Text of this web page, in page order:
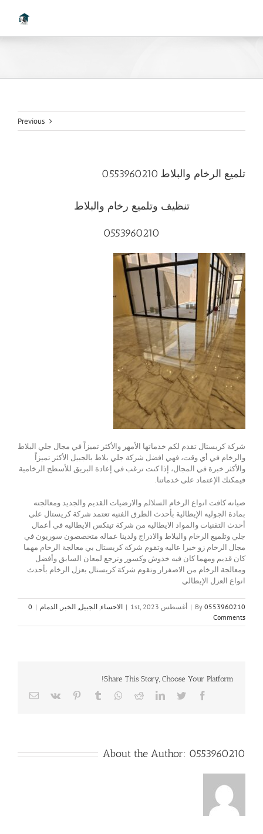
Previous
تلميع الرخام والبلاط 0553960210
تنظيف وتلميع رخام والبلاط
0553960210
شركة كريستال تقدم لكم خدماتها الأمهر والأكثر تميزاً في مجال جلي البلاط
والرخام في أي وقت، فهي افضل شركة جلي بلاط بالجبيل الأكثر تميزاً
والأكثر خبرة في المجال، إذا كنت ترغب في إعادة البريق للأسطح الرخامية
فيمكنك الإعتماد على خدماتنا.
صيانه كافت انواع الرخام السلالم والارضيات القديم والجديد ومعالجته
بمادة الجوليه الإيطالية بأحدث الطرق الفنيه تعتمد شركة كريستال علي
أحدث التقنيات والمواد الايطاليه من شركة تينكس الايطاليه في أعمال
جلي وتلميع الرخام والبلاط والادراج ولدينا عماله متخصصون سوريون في
مجال الرخام زو خبرا عاليه وتقوم شركة كريستال بي معالجة الرخام مهما
كان قديم ومهما كان فيه خدوش وكسور وترجع لمعان السابق وأفضل
ومعالجة الرخام من الاصفرار وتقوم شركة كريستال بعزل الرخام بأحدث
انواع العزل الإيطالي
By 0553960210
| أغسطس 1st, 2023 | الاحساء, الجبيل, الخبر , الدمام |
0
Comments
Share This Story, Choose Your Platform!
Facebook
Twitter
LinkedIn
Reddit
Whatsapp
Tumblr
Pinterest
Vk
Email
About the Author: 0553960210